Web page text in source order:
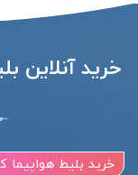
خرید آنلاین
خرید بلیط هواپیما